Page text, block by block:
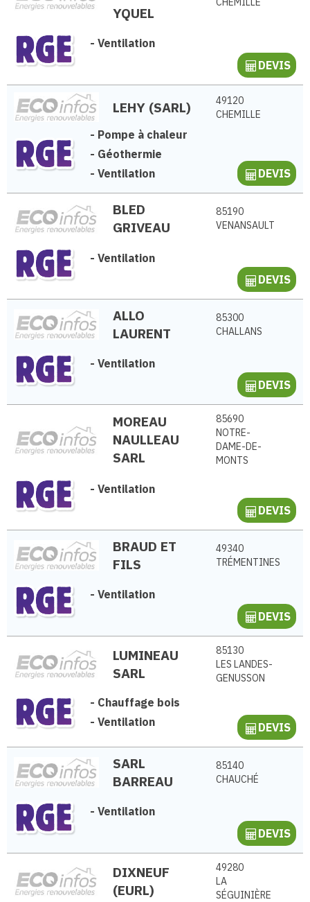
YQUEL
- Ventilation
DEVIS
LEHY (SARL)
49120
CHEMILLE
- Pompe à chaleur
- Géothermie
- Ventilation DEVIS
BLED
GRIVEAU
85190
VENANSAULT
- Ventilation
DEVIS
ALLO
LAURENT
85300
CHALLANS
- Ventilation
DEVIS
MOREAU
NAULLEAU
SARL
85690
NOTRE-
DAME-DE-
MONTS
- Ventilation
DEVIS
BRAUD ET
FILS
49340
TRÉMENTINES
- Ventilation
DEVIS
LUMINEAU
SARL
85130
LES LANDES-
GENUSSON
- Chauffage bois
- Ventilation DEVIS
SARL
BARREAU
85140
CHAUCHÉ
- Ventilation
DEVIS
DIXNEUF
(EURL)
49280
LA
SÉGUINIÈRE